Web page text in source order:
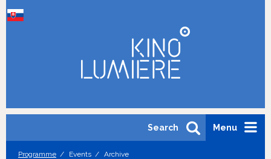
Menu
Search
Programme Events Archive